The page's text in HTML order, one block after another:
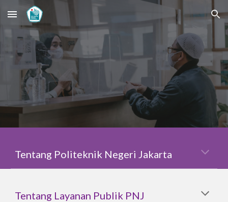
Skip to main content Skip to navigation
Tentang Politeknik Negeri Jakarta
Tentang Layanan Publik PNJ